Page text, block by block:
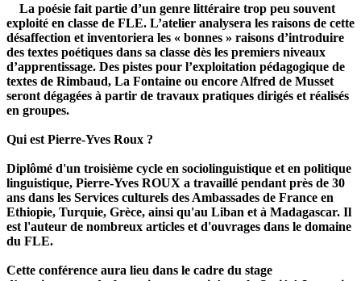
La poésie fait partie d’un genre littéraire trop peu souvent
exploité en classe de FLE. L’atelier analysera les raisons de cette
désaffection et inventoriera les « bonnes » raisons d’introduire
des textes poétiques dans sa classe dès les premiers niveaux
d’apprentissage. Des pistes pour l’exploitation pédagogique de
textes de Rimbaud, La Fontaine ou encore Alfred de Musset
seront dégagées à partir de travaux pratiques dirigés et réalisés
en groupes.
Qui est Pierre-Yves Roux ?
Diplômé d'un troisième cycle en sociolinguistique et en politique
linguistique, Pierre-Yves ROUX a travaillé pendant près de 30
ans dans les Services culturels des Ambassades de France en
Ethiopie, Turquie, Grèce, ainsi qu'au Liban et à Madagascar. Il
est l'auteur de nombreux articles et d'ouvrages dans le domaine
du FLE.
Cette conférence aura lieu dans le cadre du stage